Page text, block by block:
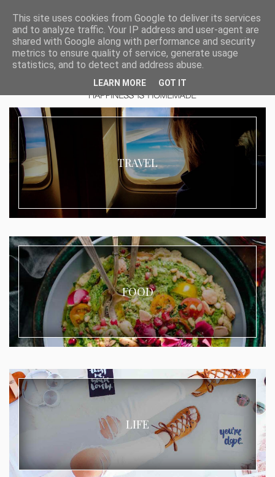
TRAVEL
FOOD
LIFE
This site uses cookies from Google to deliver its services
and to analyze traffic. Your IP address and user-agent are
shared with Google along with performance and security
metrics to ensure quality of service, generate usage
statistics, and to detect and address abuse.
LEARN MORE GOT IT